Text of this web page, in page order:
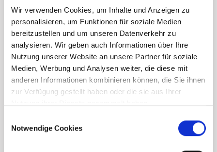
Wir verwenden Cookies, um Inhalte und Anzeigen zu
personalisieren, um Funktionen für soziale Medien
bereitzustellen und um unseren Datenverkehr zu
analysieren. Wir geben auch Informationen über Ihre
Nutzung unserer Website an unsere Partner für soziale
Medien, Werbung und Analysen weiter, die diese mit
anderen Informationen kombinieren können, die Sie ihnen
zur Verfügung gestellt haben oder die sie aus Ihrer
Selection
Notwendige Cookies